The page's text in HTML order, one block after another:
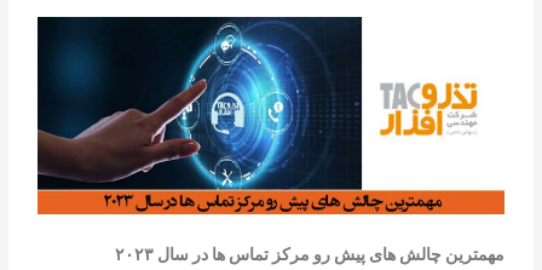
مهمترین چالش های پیش رو مرکز تماس ها در سال ۲۰۲۳